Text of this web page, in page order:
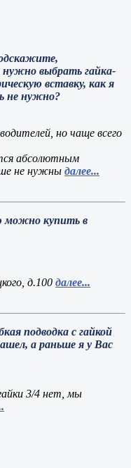
выбрать гайка-
вставку, как я
не нужно?
но чаще всего
абсолютным
не нужны далее...
можно купить в
д.100 далее...
подводка с гайкой
а раньше я у Вас
3/4 нет, мы